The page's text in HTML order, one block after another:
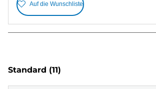
Auf die Wunschliste
Standard (11)